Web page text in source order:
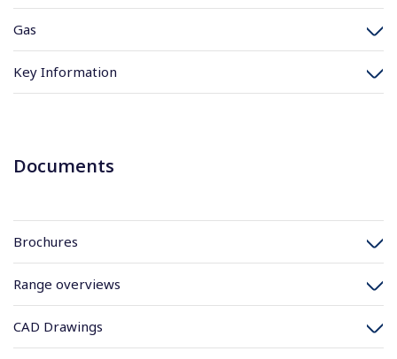
Gas
Key Information
Documents
Brochures
Range overviews
CAD Drawings